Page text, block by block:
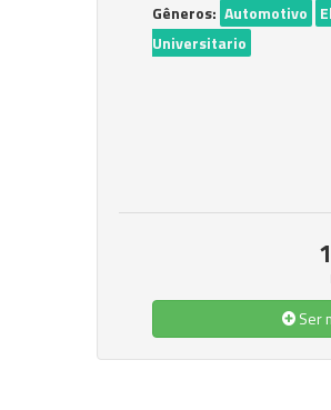
Gêneros: Automotivo
Universitario
Ser